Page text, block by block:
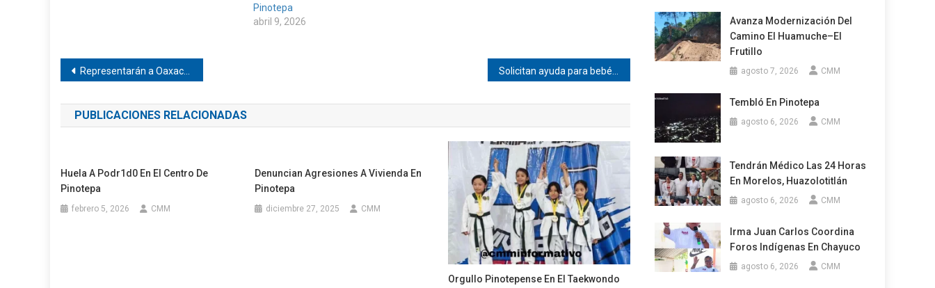
Pinotepa
abril 9, 2026
Navegación
de
entradas
Representarán a Oaxaca en Puebla el equipo de Pinotepa de Don Luis
PUBLICACIONES RELACIONADAS
Huela A Podr1d0 En El Centro De
Pinotepa
febrero 5, 2026 CMM
Denuncian Agresiones A Vivienda En
Pinotepa
diciembre 27, 2025 CMM
Orgullo Pinotepense En El Taekwondo
Avanza Modernización Del
Camino El Huamuche–El
Frutillo
agosto 7, 2026 CMM
Tembló En Pinotepa
agosto 6, 2026 CMM
Tendrán Médico Las 24 Horas
En Morelos, Huazolotitlán
agosto 6, 2026 CMM
Irma Juan Carlos Coordina
Foros Indígenas En Chayuco
agosto 6, 2026 CMM